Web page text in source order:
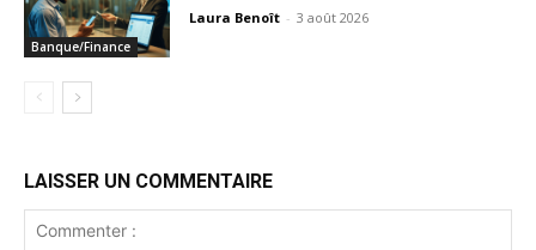
Banque/Finance
Laura Benoît - 3 août 2026
LAISSER UN COMMENTAIRE